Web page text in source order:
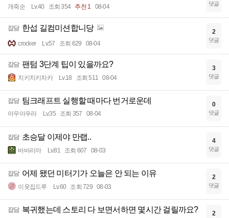
개죽순 Lv.40 조회 354 추천 1 08-04 댓글
잡담 한섭 길컴미션합니당
crocker Lv.57 조회 629 08-04
2
댓글
잡담 팬텀 3단계 팁이 있을까요?
치키치키차카 Lv.18 조회 511 08-04
3
댓글
잡담 팀크래프트 실행할 때마다 번거로운데
아우아우라 Lv.35 조회 357 08-04
0
댓글
잡담 초승달 이제야 만랩..
바바리아 Lv.81 조회 607 08-03
4
댓글
잡담 어제 됐던 미터기가 오늘은 안 되는 이유
이웃집드루 Lv.60 조회 729 08-03
2
댓글
잡담 복귀했는데 스토리 다 보면서하면 몇시간 걸릴까요? 2